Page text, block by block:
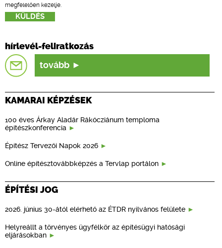
megfelelően kezelje.
hírlevél-feliratkozás
tovább
KAMARAI KÉPZÉSEK
100 éves Árkay Aladár Rákócziánum temploma
építészkonferencia
Építész Tervezői Napok 2026
Online építésztovábbképzés a Tervlap portálon
ÉPÍTÉSI JOG
2026. június 30-ától elérhető az ÉTDR nyilvános felülete
Helyreállt a törvényes ügyfélkör az építésügyi hatósági
eljárásokban